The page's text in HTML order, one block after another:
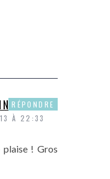
À 22:33
plaise ! Gros
RÉPONDRE